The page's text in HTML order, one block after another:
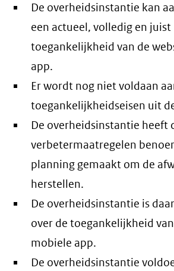
De overheidsinstantie kan
een actueel, volledig en juist
toegankelijkheid van de
app.
Er wordt nog niet voldaan
toegankelijkheidseisen uit
De overheidsinstantie heeft
verbetermaatregelen
planning gemaakt om de
herstellen.
De overheidsinstantie is
over de toegankelijkheid
mobiele app.
De overheidsinstantie